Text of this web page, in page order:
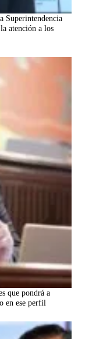
Superintendencia
atención a los
que pondrá a
en ese perfil